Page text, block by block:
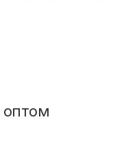
оптом